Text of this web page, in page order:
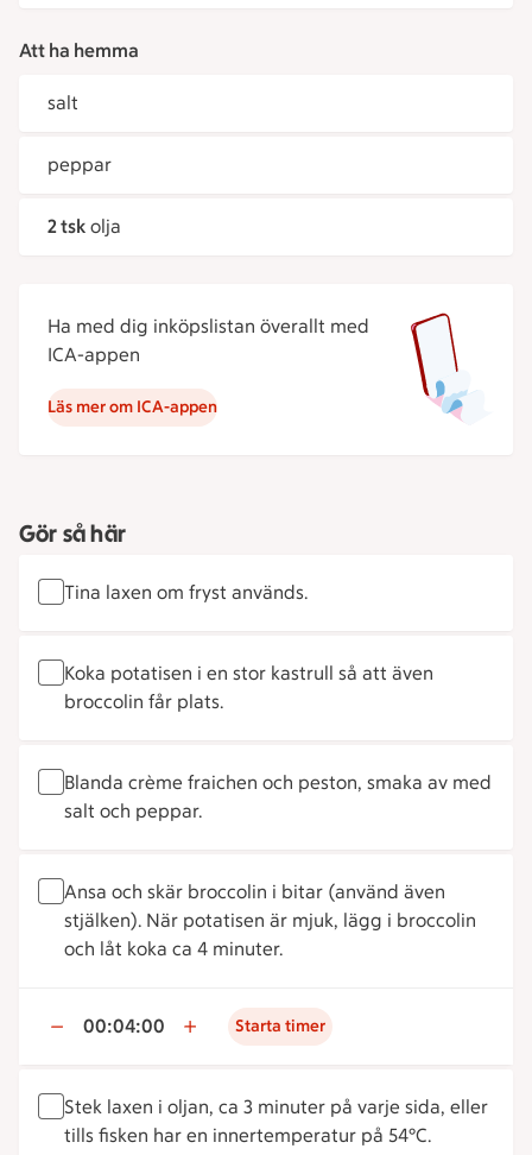
Att ha hemma
salt
peppar
2 tsk olja
Ha med dig inköpslistan överallt med
ICA-appen
Läs mer om ICA-appen
Gör så här
Tina laxen om fryst används.
Koka potatisen i en stor kastrull så att även
broccolin får plats.
Blanda crème fraichen och peston, smaka av med
salt och peppar.
Ansa och skär broccolin i bitar (använd även
stjälken). När potatisen är mjuk, lägg i broccolin
och låt koka ca 4 minuter.
00:04:00 Starta timer
Stek laxen i oljan, ca 3 minuter på varje sida, eller
tills fisken har en innertemperatur på 54°C.